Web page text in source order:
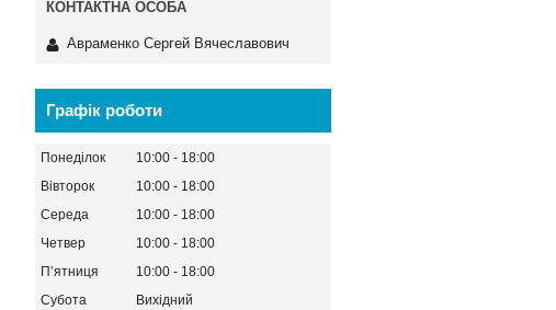
Авраменко Сергей Вячеславович
Графік роботи
Понеділок 10:00
18:00
Вівторок
10:00
18:00
Середа
10:00
18:00
Четвер
10:00
18:00
Пʼятниця
10:00
18:00
Субота
Вихідний